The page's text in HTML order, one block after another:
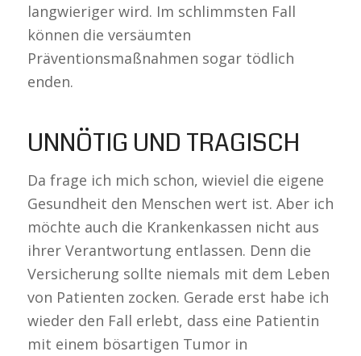
langwieriger wird. Im schlimmsten Fall
können die versäumten
Präventionsmaßnahmen sogar tödlich
enden.
UNNÖTIG UND TRAGISCH
Da frage ich mich schon, wieviel die eigene
Gesundheit den Menschen wert ist. Aber ich
möchte auch die Krankenkassen nicht aus
ihrer Verantwortung entlassen. Denn die
Versicherung sollte niemals mit dem Leben
von Patienten zocken. Gerade erst habe ich
wieder den Fall erlebt, dass eine Patientin
mit einem bösartigen Tumor in